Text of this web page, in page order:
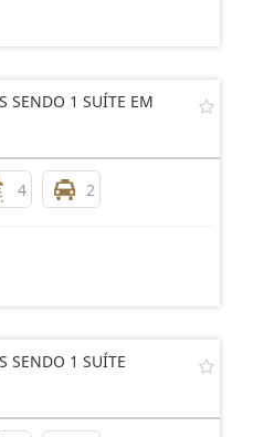
SENDO 1 SUÍTE EM
4 2
SENDO 1 SUÍTE